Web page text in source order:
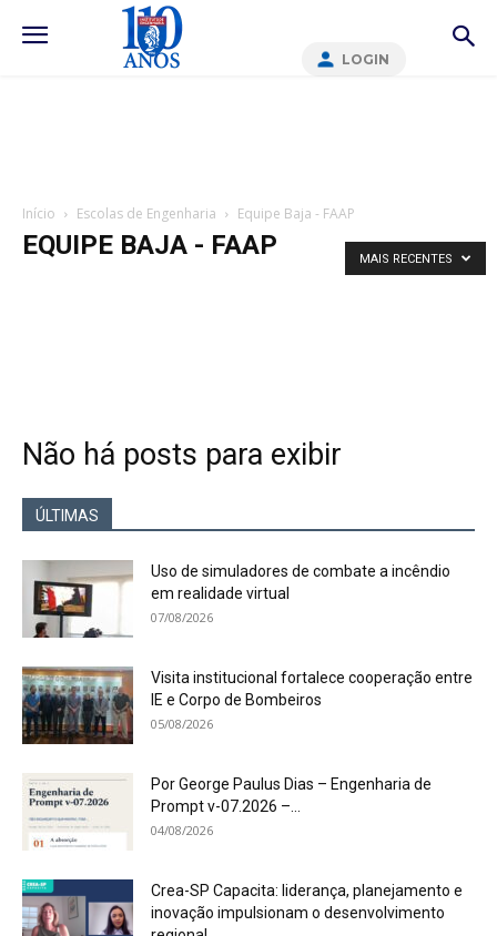
LOGIN
Início Escolas de Engenharia Equipe Baja - FAAP
EQUIPE BAJA - FAAP MAIS RECENTES
Não há posts para exibir
ÚLTIMAS
Uso de simuladores de combate a incêndio
em realidade virtual
07/08/2026
Visita institucional fortalece cooperação entre
IE e Corpo de Bombeiros
05/08/2026
Por George Paulus Dias – Engenharia de
Prompt v-07.2026 –...
04/08/2026
Crea-SP Capacita: liderança, planejamento e
inovação impulsionam o desenvolvimento